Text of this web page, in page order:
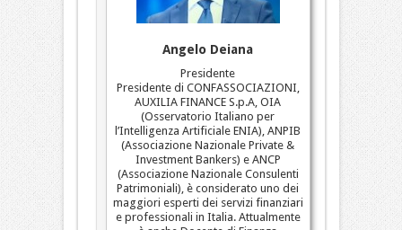
Angelo Deiana
Presidente
Presidente di CONFASSOCIAZIONI,
AUXILIA FINANCE S.p.A, OIA
(Osservatorio Italiano per
l’Intelligenza Artificiale ENIA), ANPIB
(Associazione Nazionale Private &
Investment Bankers) e ANCP
(Associazione Nazionale Consulenti
Patrimoniali), è considerato uno dei
maggiori esperti dei servizi finanziari
e professionali in Italia. Attualmente